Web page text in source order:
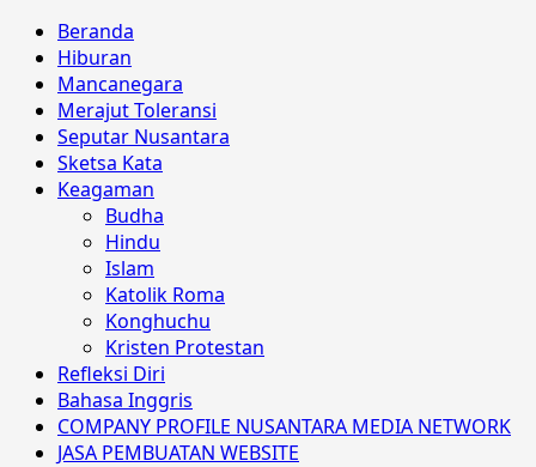
Beranda
Hiburan
Mancanegara
Merajut Toleransi
Seputar Nusantara
Sketsa Kata
Keagaman
Budha
Hindu
Islam
Katolik Roma
Konghuchu
Kristen Protestan
Refleksi Diri
Bahasa Inggris
COMPANY PROFILE NUSANTARA MEDIA NETWORK
JASA PEMBUATAN WEBSITE